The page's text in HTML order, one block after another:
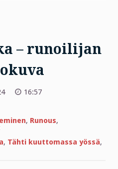
– runoilijan
16:57
, Runous,
, Tähti kuuttomassa yössä,